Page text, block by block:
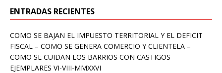
ENTRADAS RECIENTES
COMO SE BAJAN EL IMPUESTO TERRITORIAL Y EL DEFICIT
FISCAL – COMO SE GENERA COMERCIO Y CLIENTELA –
COMO SE CUIDAN LOS BARRIOS CON CASTIGOS
EJEMPLARES VI-VIII-MMXXVI